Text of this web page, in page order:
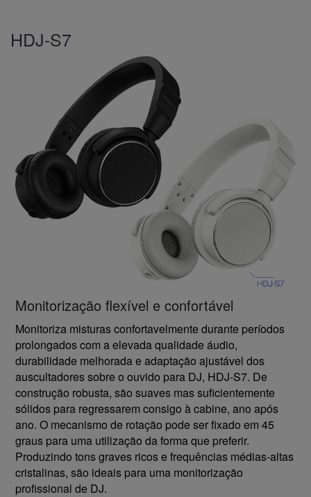
HDJ-S7
Monitorização flexível e confortável
Monitoriza misturas confortavelmente durante períodos
prolongados com a elevada qualidade áudio,
durabilidade melhorada e adaptação ajustável dos
auscultadores sobre o ouvido para DJ, HDJ-S7. De
construção robusta, são suaves mas suficientemente
sólidos para regressarem consigo à cabine, ano após
ano. O mecanismo de rotação pode ser fixado em 45
graus para uma utilização da forma que preferir.
Produzindo tons graves ricos e frequências médias-altas
cristalinas, são ideais para uma monitorização
profissional de DJ.